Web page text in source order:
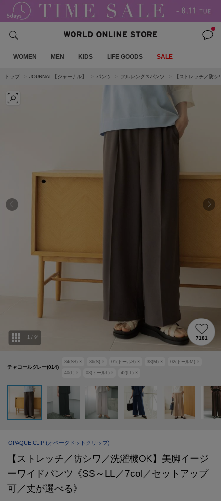
WOMEN MEN KIDS LIFE GOODS SALE
トップ JOURNAL【ジャーナル】 パンツ フルレングスパンツ 【ストレッチ／防
チャコールグレー(014)
34(SS) × 36(S) × 01(トールS) × 38(M) × 02(トールM) ×
40(L) × 03(トールL) × 42(LL) ×
1 / 94 7181
OPAQUE.CLIP (オペークドットクリップ)
【ストレッチ／防シワ／洗濯機OK】美脚イージ
ーワイドパンツ《SS～LL／7col／セットアップ
可／丈が選べる》